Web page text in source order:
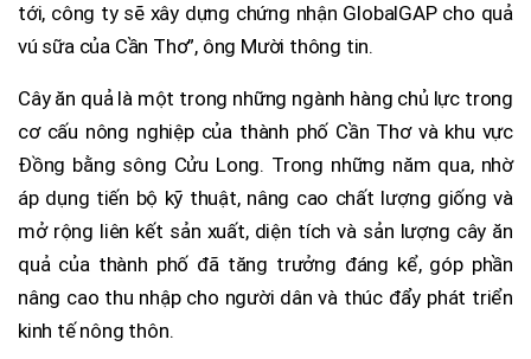
tới, công ty sẽ xây dựng chứng nhận GlobalGAP cho quả
vú sữa của Cần Thơ”, ông Mười thông tin.
Cây ăn quả là một trong những ngành hàng chủ lực trong
cơ cấu nông nghiệp của thành phố Cần Thơ và khu vực
Đồng bằng sông Cửu Long. Trong những năm qua, nhờ
áp dụng tiến bộ kỹ thuật, nâng cao chất lượng giống và
mở rộng liên kết sản xuất, diện tích và sản lượng cây ăn
quả của thành phố đã tăng trưởng đáng kể, góp phần
nâng cao thu nhập cho người dân và thúc đẩy phát triển
kinh tế nông thôn.